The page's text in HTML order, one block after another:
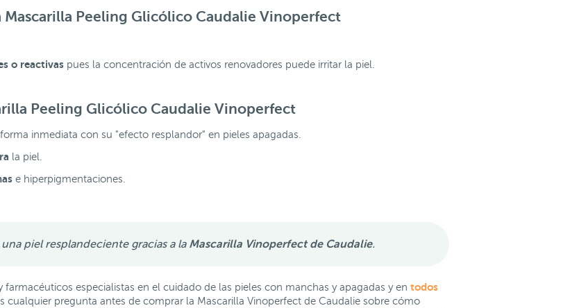
Mascarilla Peeling Glicólico Caudalie Vinoperfect
o reactivas pues la concentración de activos renovadores puede irritar la piel.
Peeling Glicólico Caudalie Vinoperfect
inmediata con su "efecto resplandor" en pieles apagadas.
la piel.
e hiperpigmentaciones.
piel resplandeciente gracias a la Mascarilla Vinoperfect de Caudalie.
especialistas en el cuidado de las pieles con manchas y apagadas y en todos
cualquier pregunta antes de comprar la Mascarilla Vinoperfect de Caudalie sobre cómo